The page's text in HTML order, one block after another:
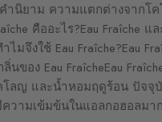
คำนิยาม ความแตกต่างจากโ
คืออะไร?Eau Fraîche แ
ไมจึงใช้ Eau Fraîche?Eau
ของ Eau FraîcheEau
โลญ และน้ำหอมฤดูร้อน ปัจจุ
วามเข้มข้นในแอลกอฮอลมา